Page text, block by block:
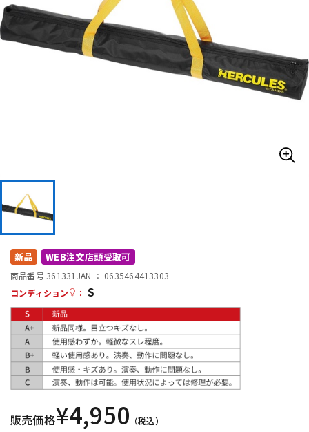
キーボード 電子ピアノ
その他楽器
配信/ライブ機器
中古 ヴィンテージ
新品 WEB注文店頭受取可
商品番号 361331 JAN ： 0635464413303
コンディション
： S
販売価格¥4,950 （税込）